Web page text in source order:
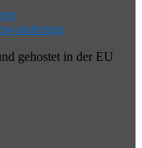
gehostet in der EU